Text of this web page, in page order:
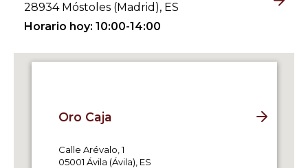
28934 Móstoles (Madrid), ES
Horario hoy: 10:00-14:00
Av. Pablo Iglesias, 17, local 57 CC Loranca
28942 Fuenlabrada (Madrid), ES
Horario hoy: 10:00-22:00
Oro Caja
Calle Arévalo, 1
05001 Ávila (Ávila), ES